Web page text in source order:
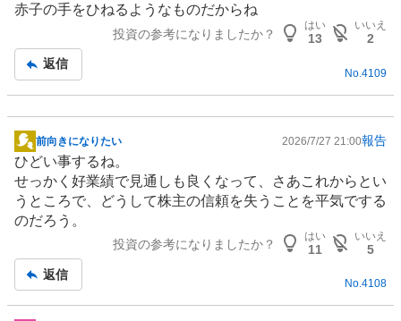
赤子の手をひねるようなものだからね
投資の参考になりましたか？
はい
13
いいえ
2
返信
No. 4109
掲
示
板
記
事
前向きになりたい 2026/7/27 21:00報告
ひどい事するね。
せっかく好業績で見通しも良くなって、さあこれからとい
うところで、どうして株主の信頼を失うことを平気でする
のだろう。
投資の参考になりましたか？
はい
11
いいえ
5
返信
No.4108